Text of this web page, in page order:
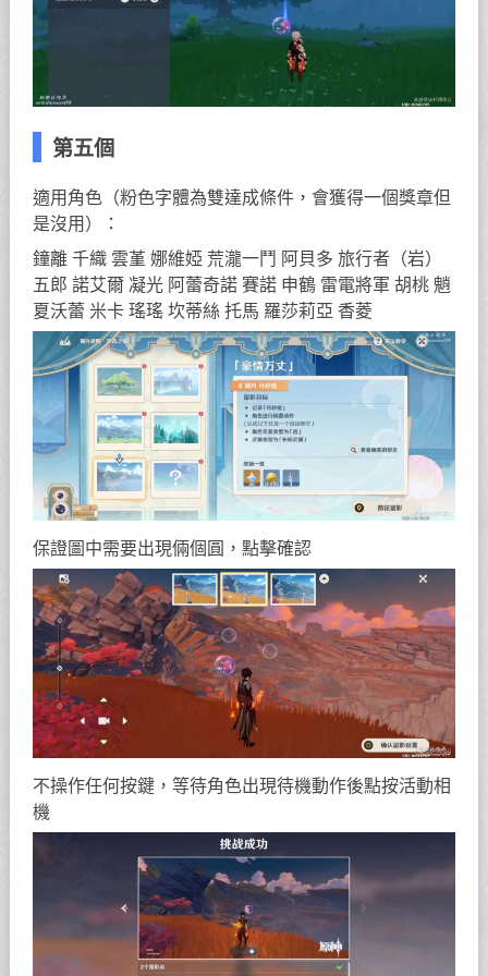
第五個
適用角色（粉色字體為雙達成條件，會獲得一個獎章但
是沒用）：
鐘離 千織 雲堇 娜維婭 荒瀧一鬥 阿貝多 旅行者（岩）
五郎 諾艾爾 凝光 阿蕾奇諾 賽諾 申鶴 雷電將軍 胡桃 魈
夏沃蕾 米卡 瑤瑤 坎蒂絲 托馬 羅莎莉亞 香菱
保證圖中需要出現倆個圓，點擊確認
不操作任何按鍵，等待角色出現待機動作後點按活動相
機